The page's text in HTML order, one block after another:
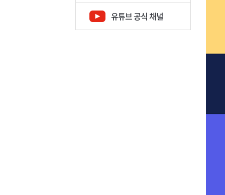
유튜브 공식 채널